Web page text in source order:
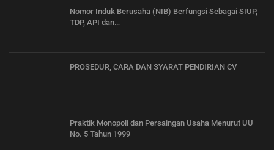
Nomor Induk Berusaha (NIB) Berfungsi Sebagai SIUP,
TDP, API dan…
PROSEDUR, CARA DAN SYARAT PENDIRIAN CV
Praktik Monopoli dan Persaingan Usaha Menurut UU
No. 5 Tahun 1999